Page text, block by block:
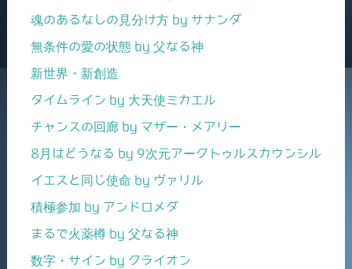
魂のあるなしの見分け方 by サナンダ
無条件の愛の状態 by 父なる神
新世界・新創造
タイムライン by 大天使ミカエル
チャンスの回廊 by マザー・メアリー
8月はどうなる by 9次元アークトゥルスカウンシル
イエスと同じ使命 by ヴァリル
積極参加 by アンドロメダ
まるで火薬樽 by 父なる神
数字・サイン by クライオン